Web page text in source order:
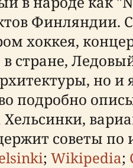
Финляндии.
хоккея,
но
подробно
советы
; Wikipedia;